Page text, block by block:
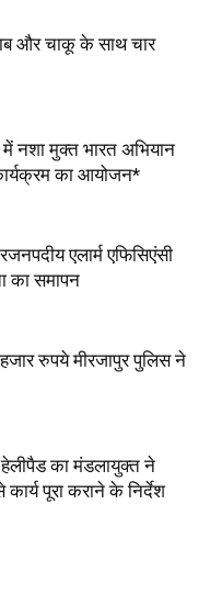
और चाकू के साथ चार
नशा मुक्त भारत अभियान
का आयोजन*
एलार्म एफिसिएंसी
का समापन
रुपये मीरजापुर पुलिस ने
हेलीपैड का मंडलायुक्त ने
कार्य पूरा कराने के निर्देश